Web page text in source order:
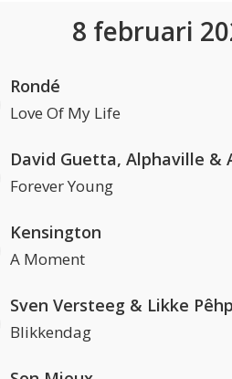
8 februari
Rondé
Love Of My Life
David Guetta, Alphaville &
Forever Young
Kensington
A Moment
Sven Versteeg & Likke Pêhp
Blikkendag